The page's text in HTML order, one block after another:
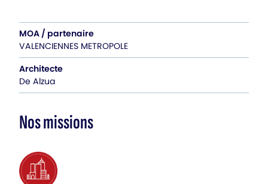
MOA / partenaire
VALENCIENNES METROPOLE
Architecte
De Alzua
Nos missions